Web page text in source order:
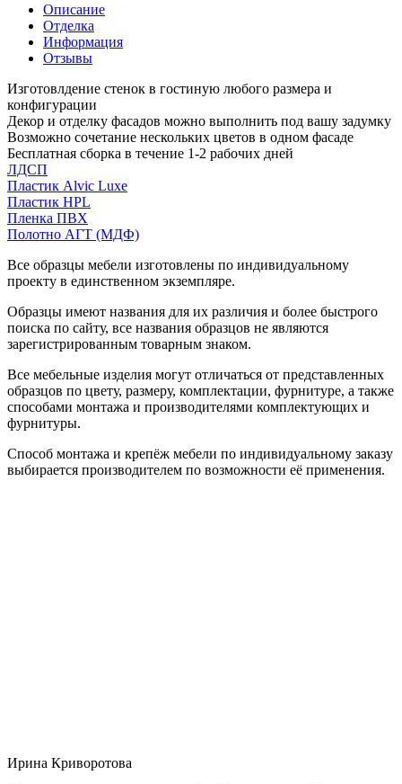
Описание
Отделка
Информация
Отзывы
Изготовлдение стенок в гостиную любого размера и
конфигурации
Декор и отделку фасадов можно выполнить под вашу задумку
Возможно сочетание нескольких цветов в одном фасаде
Бесплатная сборка в течение 1-2 рабочих дней
ЛДСП
Пластик Alvic Luxe
Пластик HPL
Пленка ПВХ
Полотно АГТ (МДФ)
Все образцы мебели изготовлены по индивидуальному
проекту в единственном экземпляре.
Образцы имеют названия для их различия и более быстрого
поиска по сайту, все названия образцов не являются
зарегистрированным товарным знаком.
Все мебельные изделия могут отличаться от представленных
образцов по цвету, размеру, комплектации, фурнитуре, а также
способами монтажа и производителями комплектующих и
фурнитуры.
Способ монтажа и крепёж мебели по индивидуальному заказу
выбирается производителем по возможности её применения.
Ирина Криворотова